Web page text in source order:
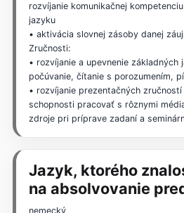
rozvíjanie komunikačnej
jazyku
• aktivácia slovnej zásoby danej
Zručnosti:
• rozvíjanie a upevnenie základných
počúvanie, čítanie s porozumením,
• rozvíjanie prezentačných
schopnosti pracovať s rôznymi
zdroje pri príprave zadaní a
Jazyk, ktorého
na absolvovanie
nemecký